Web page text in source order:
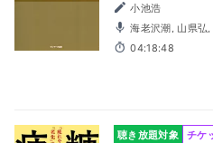
小池浩
海老沢潮, 山県弘
04:18:48
聴き放題対象 チケ